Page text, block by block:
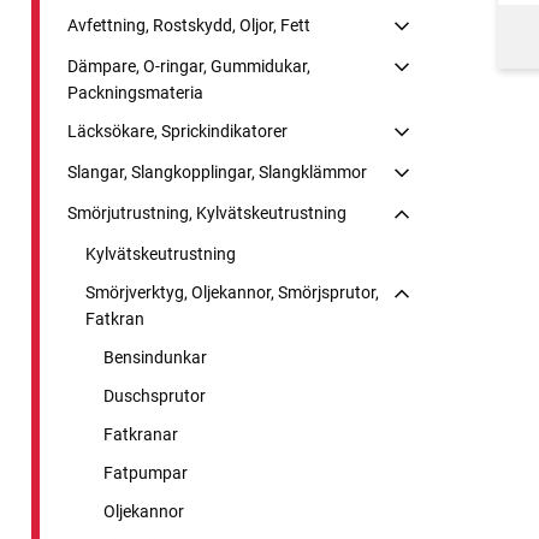
Avfettning, Rostskydd, Oljor, Fett
Dämpare, O-ringar, Gummidukar,
Packningsmateria
Läcksökare, Sprickindikatorer
Slangar, Slangkopplingar, Slangklämmor
Smörjutrustning, Kylvätskeutrustning
Kylvätskeutrustning
Smörjverktyg, Oljekannor, Smörjsprutor,
Fatkran
Bensindunkar
Duschsprutor
Fatkranar
Fatpumpar
Oljekannor